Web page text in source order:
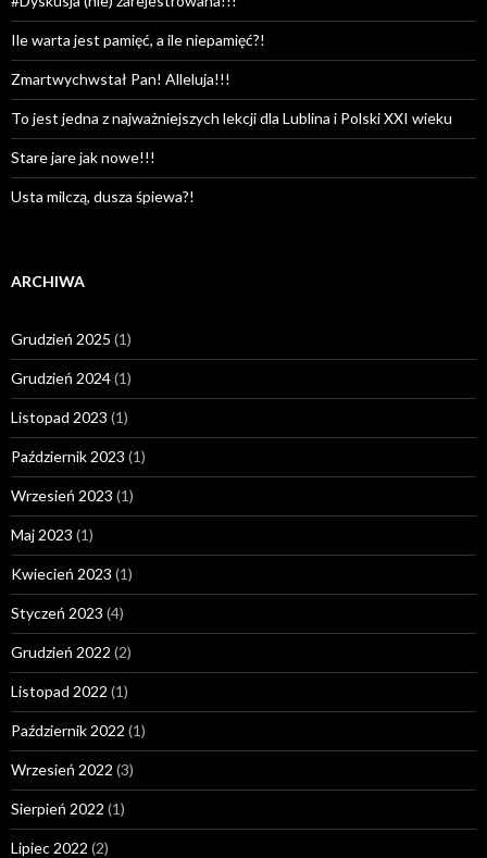
Ile warta jest pamięć, a ile niepamięć?!
Zmartwychwstał Pan! Alleluja!!!
To jest jedna z najważniejszych lekcji dla Lublina i Polski XXI wieku
Stare jare jak nowe!!!
Usta milczą, dusza śpiewa?!
ARCHIWA
Grudzień 2025 (1)
Grudzień 2024(1)
Listopad 2023 (1)
Październik 2023 (1)
Wrzesień 2023 (1)
Maj 2023 (1)
Kwiecień 2023 (1)
Styczeń 2023 (4)
Grudzień 2022 (2)
Listopad 2022 (1)
Październik 2022 (1)
Wrzesień 2022 (3)
Sierpień 2022 (1)
Lipiec 2022 (2)